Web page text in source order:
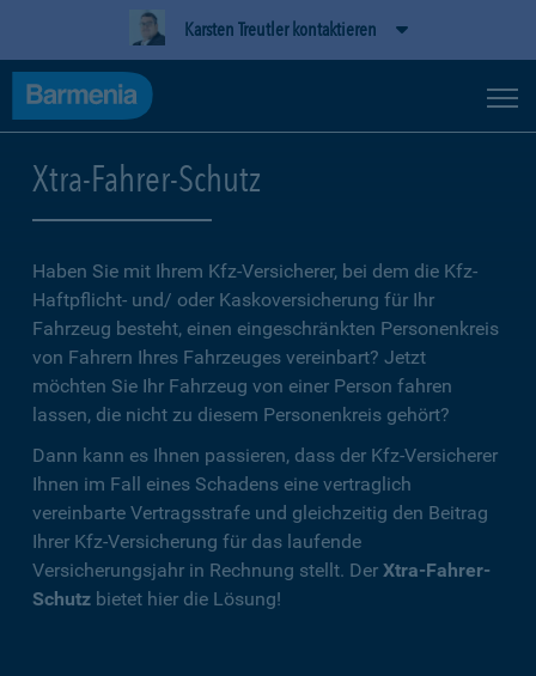
Karsten Treutler kontaktieren
Xtra-Fahrer-Schutz
Haben Sie mit Ihrem Kfz-Versicherer, bei dem die Kfz-
Haftpflicht- und/ oder Kaskoversicherung für Ihr
Fahrzeug besteht, einen eingeschränkten Personenkreis
von Fahrern Ihres Fahrzeuges vereinbart? Jetzt
möchten Sie Ihr Fahrzeug von einer Person fahren
lassen, die nicht zu diesem Personenkreis gehört?
Dann kann es Ihnen passieren, dass der Kfz-Versicherer
Ihnen im Fall eines Schadens eine vertraglich
vereinbarte Vertragsstrafe und gleichzeitig den Beitrag
Ihrer Kfz-Versicherung für das laufende
Versicherungsjahr in Rechnung stellt. Der Xtra-Fahrer-
Schutz bietet hier die Lösung!